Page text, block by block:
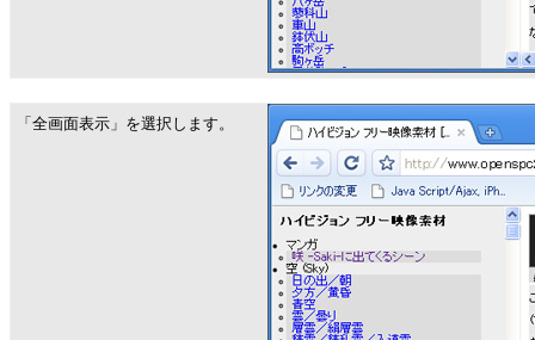
「全画面表示」を選択します。